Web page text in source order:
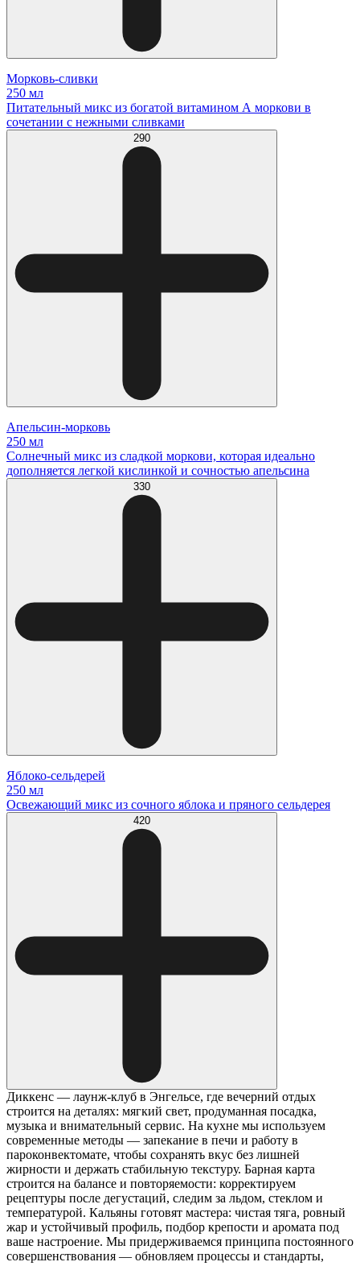
Морковь-сливки
250 мл
Питательный микс из богатой витамином А моркови в
сочетании с нежными сливками
290
Апельсин-морковь
250 мл
Солнечный микс из сладкой моркови, которая идеально
дополняется легкой кислинкой и сочностью апельсина
330
Яблоко-сельдерей
250 мл
Освежающий микс из сочного яблока и пряного сельдерея
420
Диккенс — лаунж-клуб в Энгельсе, где вечерний отдых
строится на деталях: мягкий свет, продуманная посадка,
музыка и внимательный сервис. На кухне мы используем
современные методы — запекание в печи и работу в
пароконвектомате, чтобы сохранять вкус без лишней
жирности и держать стабильную текстуру. Барная карта
строится на балансе и повторяемости: корректируем
рецептуры после дегустаций, следим за льдом, стеклом и
температурой. Кальяны готовят мастера: чистая тяга, ровный
жар и устойчивый профиль, подбор крепости и аромата под
ваше настроение. Мы придерживаемся принципа постоянного
совершенствования — обновляем процессы и стандарты,